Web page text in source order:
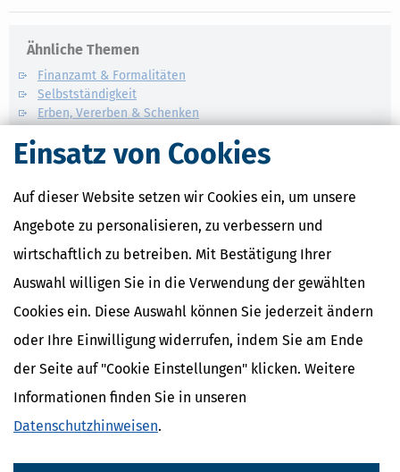
Einsatz von Cookies
Auf dieser Website setzen wir Cookies ein, um unsere
Angebote zu personalisieren, zu verbessern und
wirtschaftlich zu betreiben. Mit Bestätigung Ihrer
Auswahl willigen Sie in die Verwendung der gewählten
Cookies ein. Diese Auswahl können Sie jederzeit ändern
oder Ihre Einwilligung widerrufen, indem Sie am Ende
der Seite auf "Cookie Einstellungen" klicken. Weitere
Informationen finden Sie in unseren
Datenschutzhinweisen.
Ähnliche Themen
Finanzamt & Formalitäten
Selbstständigkeit
Erben, Vererben & Schenken
Verwandte Lexikon-Begriffe
Definition und Erklärung
CO2-Steuer - Was ist das?
Kapitalertragsteuer - Definition und
Erklärung
NACHDiGAL
Kommission